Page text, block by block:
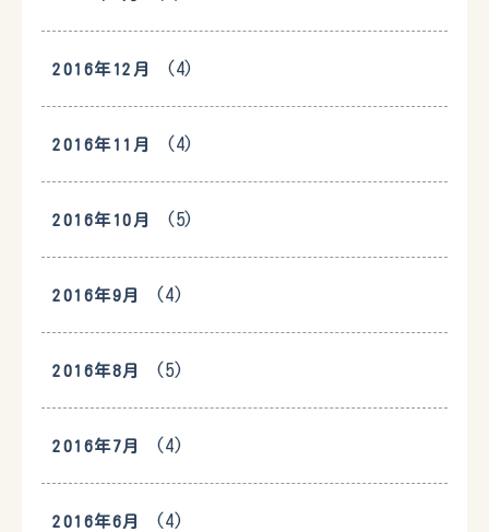
2016年12月 (4)
2016年11月 (4)
2016年10月 (5)
2016年9月 (4)
2016年8月 (5)
2016年7月 (4)
2016年6月 (4)